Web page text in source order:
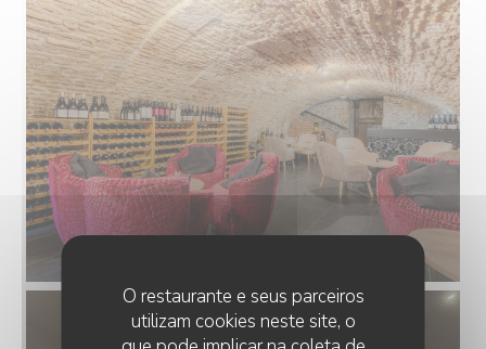
O restaurante e seus parceiros
utilizam cookies neste site, o